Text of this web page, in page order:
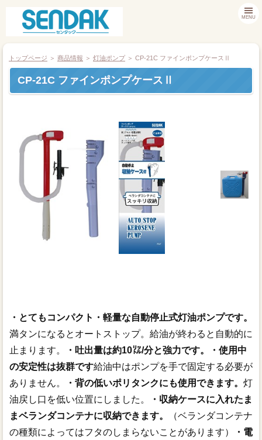
MENU
採用情報
会社案内
トップページ ＞ 商品情報 ＞ 灯油ポンプ ＞ CP-21C ファインポンプケースⅡ
CP-21C ファインポンプケースⅡ
・とてもコンパクト・軽量な自動停止式灯油ポンプです。
満タンになるとオートストップ。給油が終わると自動的に
止まります。
・吐出量は約10㍑/分と強力です。
・使用中
の安定性は抜群です給油中はポンプを手で固定する必要が
ありません。
・背の低いポリタンクにも使用できます。 灯
油戻し口を低い位置にしました。
・収納ケースに入れたま
まベランダコンテナに収納できます。
（ベランダコンテナ
の種類によってはフタのしまらないことがあります）
・電